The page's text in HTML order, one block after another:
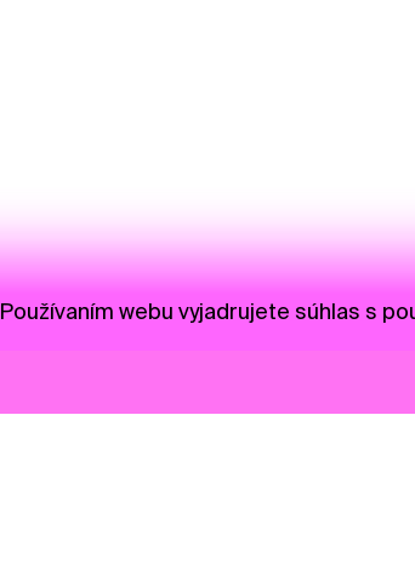
Používaním webu vyjadrujete súhlas s